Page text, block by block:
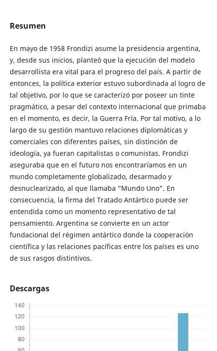
Resumen
En mayo de 1958 Frondizi asume la presidencia argentina,
y, desde sus inicios, planteó que la ejecución del modelo
desarrollista era vital para el progreso del país. A partir de
entonces, la política exterior estuvo subordinada al logro de
tal objetivo, por lo que se caracterizó por poseer un tinte
pragmático, a pesar del contexto internacional que primaba
en el momento, es decir, la Guerra Fría. Por tal motivo, a lo
largo de su gestión mantuvo relaciones diplomáticas y
comerciales con diferentes países, sin distinción de
ideología, ya fueran capitalistas o comunistas. Frondizi
aseguraba que en el futuro nos encontraríamos en un
mundo completamente globalizado, desarmado y
desnuclearizado, al que llamaba “Mundo Uno”. En
consecuencia, la firma del Tratado Antártico puede ser
entendida como un momento representativo de tal
pensamiento. Argentina se convierte en un actor
fundacional del régimen antártico donde la cooperación
científica y las relaciones pacíficas entre los países es uno
de sus rasgos distintivos.
Descargas